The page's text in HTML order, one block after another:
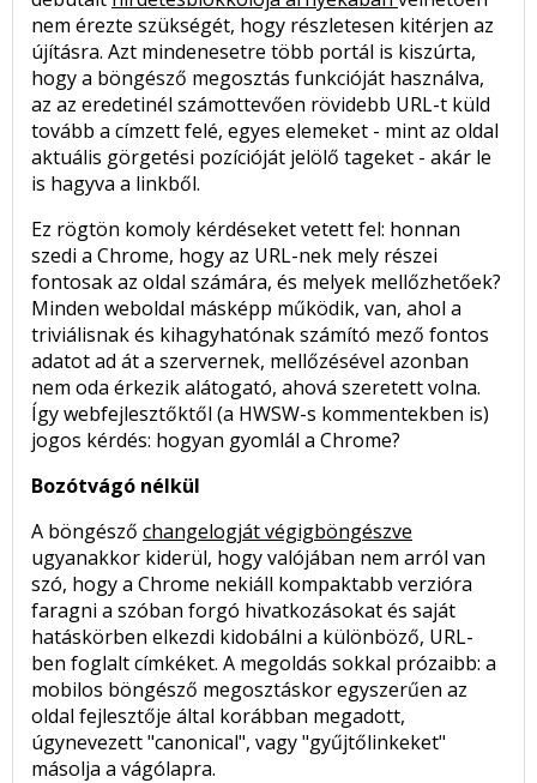
nem érezte szükségét, hogy részletesen kitérjen az
újításra. Azt mindenesetre több portál is kiszúrta,
hogy a böngésző megosztás funkcióját használva,
az az eredetinél számottevően rövidebb URL-t küld
tovább a címzett felé, egyes elemeket - mint az oldal
aktuális görgetési pozícióját jelölő tageket - akár le
is hagyva a linkből.
Ez rögtön komoly kérdéseket vetett fel: honnan
szedi a Chrome, hogy az URL-nek mely részei
fontosak az oldal számára, és melyek mellőzhetőek?
Minden weboldal másképp működik, van, ahol a
triviálisnak és kihagyhatónak számító mező fontos
adatot ad át a szervernek, mellőzésével azonban
nem oda érkezik alátogató, ahová szeretett volna.
Így webfejlesztőktől (a HWSW-s kommentekben is)
jogos kérdés: hogyan gyomlál a Chrome?
Bozótvágó nélkül
A böngésző changelogját végigböngészve
ugyanakkor kiderül, hogy valójában nem arról van
szó, hogy a Chrome nekiáll kompaktabb verzióra
faragni a szóban forgó hivatkozásokat és saját
hatáskörben elkezdi kidobálni a különböző, URL-
ben foglalt címkéket. A megoldás sokkal prózaibb: a
mobilos böngésző megosztáskor egyszerűen az
oldal fejlesztője által korábban megadott,
úgynevezett "canonical", vagy "gyűjtőlinkeket"
másolja a vágólapra.